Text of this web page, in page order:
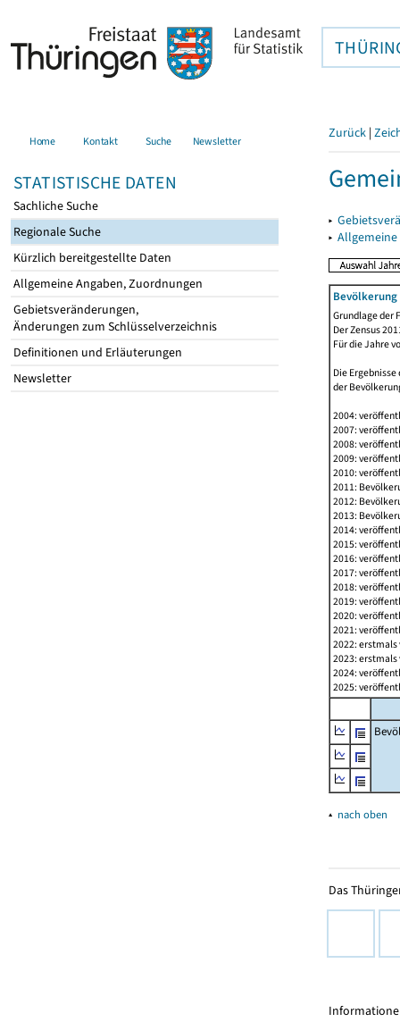
Home Kontakt Suche Newsletter
STATISTISCHE DATEN
Sachliche Suche
Regionale Suche
Kürzlich bereitgestellte Daten
Allgemeine Angaben, Zuordnungen
Gebietsveränderungen,
Änderungen zum Schlüsselverzeichnis
Definitionen und Erläuterungen
Newsletter
Zurück |
▸
▸
Grundlage der
Der Zensus
Für die Jahre
Die
der
2004:
2007:
2008:
2009:
2010:
2011:
2012:
2013:
2014:
2015:
2016:
2017:
2018:
2019:
2020:
2021:
2022:
2023:
2024:
2025:
▴ nach oben
Das